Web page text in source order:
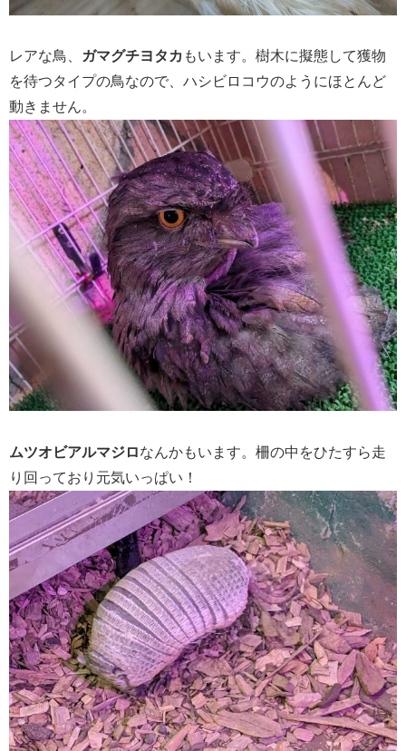
レアな鳥、 ガマグチヨタカ もいます。樹木に擬態して獲物
を待つタイプの鳥なので、ハシビロコウのようにほとんど
動きません。
ムツオビアルマジロなんかもいます。柵の中をひたすら走
り回っており元気いっぱい！